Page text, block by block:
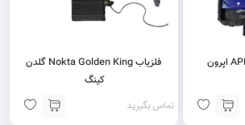
ردیاب APRON DELUXE اپرون
فلزیاب Nokta Golden King گلدن
کینگ
تماس بگیرید